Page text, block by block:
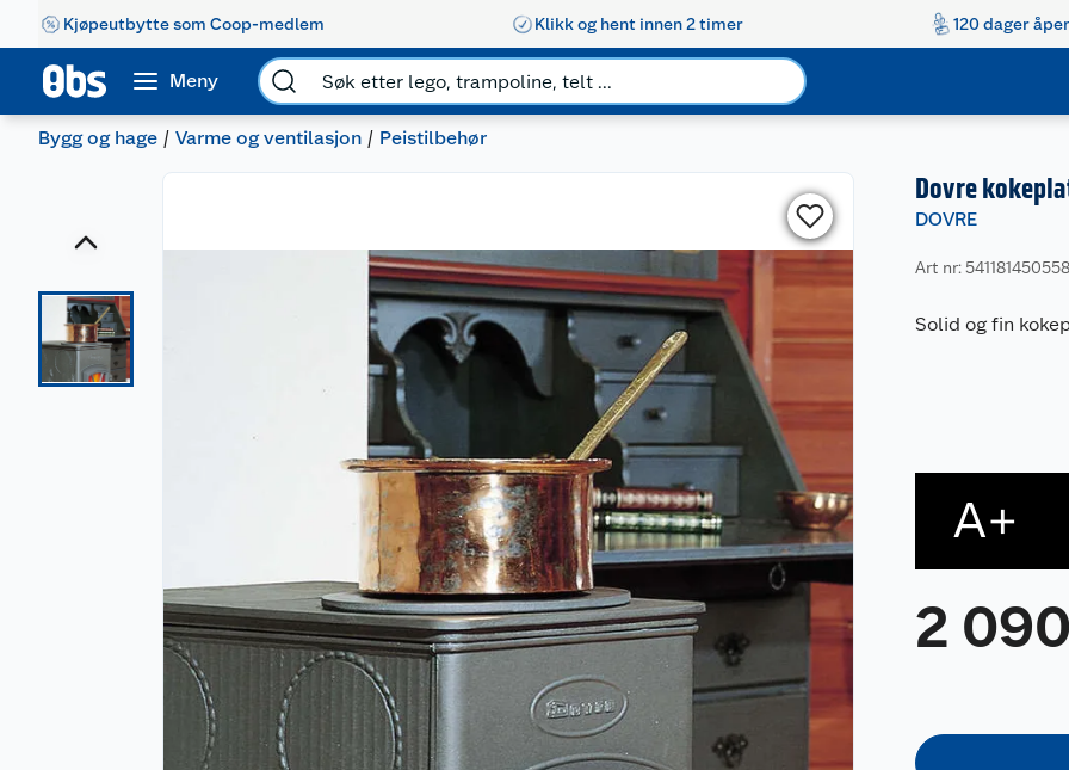
Kjøpeutbytte som Coop-medlem Klikk og hent innen 2 timer 120 dager
Meny
Bygg og hage Varme og ventilasjon Peistilbehør
Dovre
DOVRE
Art nr:
Solid og fin
A+
2